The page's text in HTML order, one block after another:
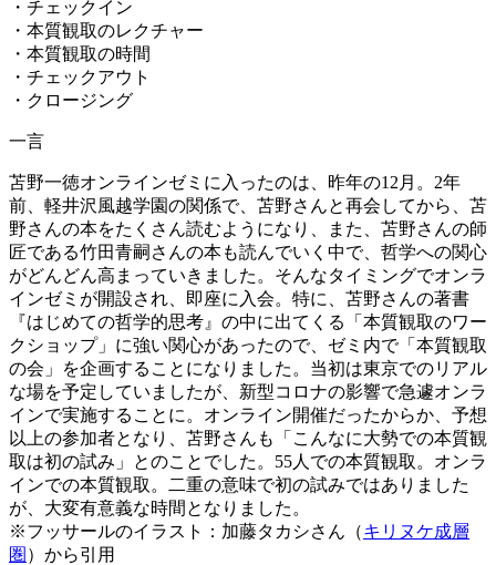
・チェックイン
・ 本質観取のレクチャー
・本質観取の時間
・チェックアウト
・クロージング
一言
苫野一徳オンラインゼミに入ったのは、昨年の12月。2年
前、軽井沢風越学園の関係で、苫野さんと再会してから、苫
野さんの本をたくさん読むようになり、また、苫野さんの師
匠である竹田青嗣さんの本も読んでいく中で、哲学への関心
がどんどん高まっていきました。そんなタイミングでオンラ
インゼミが開設され、即座に入会。特に、苫野さんの著書
『はじめての哲学的思考』の中に出てくる「本質観取のワー
クショップ」に強い関心があったので、ゼミ内で「本質観取
の会」を企画することになりました。当初は東京でのリアル
な場を予定していましたが、新型コロナの影響で急遽オンラ
インで実施することに。オンライン開催だったからか、予想
以上の参加者となり、苫野さんも「こんなに大勢での本質観
取は初の試み」とのことでした。55人での本質観取。オンラ
インでの本質観取。二重の意味で初の試みではありました
が、大変有意義な時間となりました。
※フッサールのイラスト：加藤タカシさん（キリヌケ成層
圏 ）から引用